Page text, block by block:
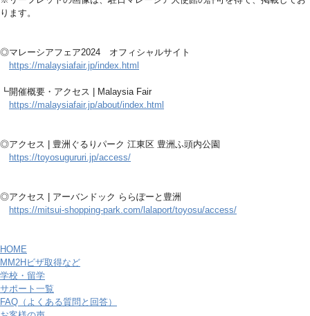
ります。
◎マレーシアフェア2024 オフィシャルサイト
https://malaysiafair.jp/index.html
┗開催概要・アクセス | Malaysia Fair
https://malaysiafair.jp/about/index.html
◎アクセス | 豊洲ぐるりパーク 江東区 豊洲ふ頭内公園
https://toyosugururi.jp/access/
◎アクセス | アーバンドック ららぽーと豊洲
https://mitsui-shopping-park.com/lalaport/toyosu/access/
HOME
MM2Hビザ取得など
学校・留学
サポート一覧
FAQ（よくある質問と回答）